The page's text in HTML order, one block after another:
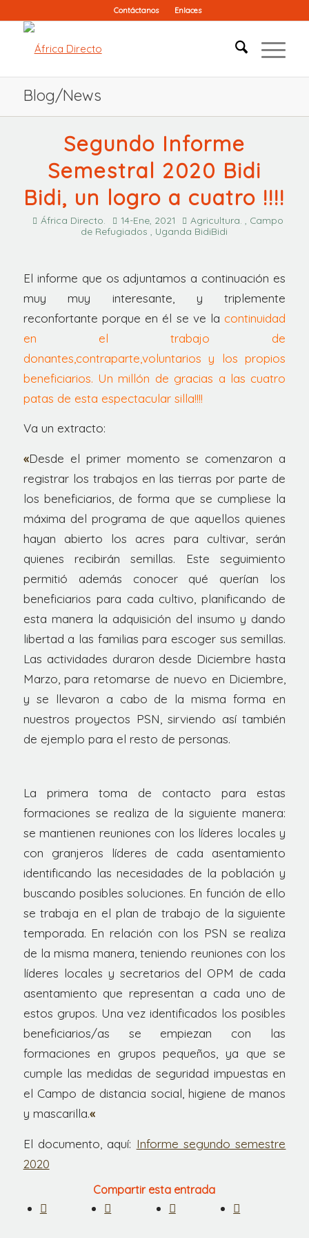
Contáctanos Enlaces
Blog/News
Segundo Informe
Semestral 2020 Bidi
Bidi, un logro a cuatro !!!!
África Directo. 14-Ene, 2021
Agricultura. , Campo
de Refugiados , Uganda BidiBidi
El informe que os adjuntamos a continuación es
muy muy interesante, y triplemente
reconfortante porque en él se ve la continuidad
en el trabajo de
donantes,contraparte,voluntarios y los propios
beneficiarios. Un millón de gracias a las cuatro
patas de esta espectacular silla!!!!
Va un extracto:
«Desde el primer momento se comenzaron a
registrar los trabajos en las tierras por parte de
los beneficiarios, de forma que se cumpliese la
máxima del programa de que aquellos quienes
hayan abierto los acres para cultivar, serán
quienes recibirán semillas. Este seguimiento
permitió además conocer qué querían los
beneficiarios para cada cultivo, planificando de
esta manera la adquisición del insumo y dando
libertad a las familias para escoger sus semillas.
Las actividades duraron desde Diciembre hasta
Marzo, para retomarse de nuevo en Diciembre,
y se llevaron a cabo de la misma forma en
nuestros proyectos PSN, sirviendo así también
de ejemplo para el resto de personas.
La primera toma de contacto para estas
formaciones se realiza de la siguiente manera:
se mantienen reuniones con los líderes locales y
con granjeros líderes de cada asentamiento
identificando las necesidades de la población y
buscando posibles soluciones. En función de ello
se trabaja en el plan de trabajo de la siguiente
temporada. En relación con los PSN se realiza
de la misma manera, teniendo reuniones con los
líderes locales y secretarios del OPM de cada
asentamiento que representan a cada uno de
estos grupos. Una vez identificados los posibles
beneficiarios/as se empiezan con las
formaciones en grupos pequeños, ya que se
cumple las medidas de seguridad impuestas en
el Campo de distancia social, higiene de manos
y mascarilla.«
El documento, aquí: Informe segundo semestre
2020
Compartir esta entrada